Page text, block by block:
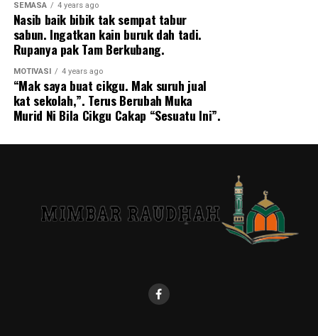
Sumber: The Star, Kementerian Pengajian Tinggi,
Facebook Via Siakap Keli
Wanita heroik yang tinggal dengan 158 kucing yang dia
SEMASA 4 years ago
Nasib baik bibik tak sempat tabur
sabun. Ingatkan kain buruk dah tadi.
Rupanya pak Tam Berkubang.
MOTIVASI 4 years ago
“Mak saya buat cikgu. Mak suruh jual
kat sekolah,”. Terus Berubah Muka
Murid Ni Bila Cikgu Cakap “Sesuatu Ini”.